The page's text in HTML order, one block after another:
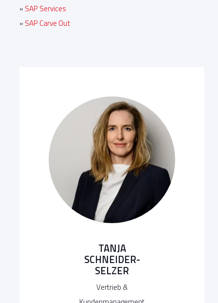
» SAP Services
» SAP Carve Out
TANJA
SCHNEIDER-
SELZER
Vertrieb &